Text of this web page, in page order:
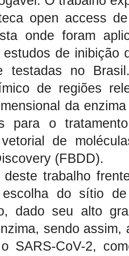
open access
onde foram
de inibição
testadas no
de regiões
da
para o
de
(FBDD).
deste trabalho
do sítio
dado seu alto
sendo
SARS-CoV-2,